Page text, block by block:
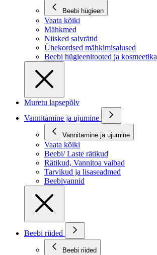
Beebi hügieen
Vaata kõiki
Mähkmed
Niisked salvrätid
Ühekordsed mähkimisalused
Beebi hügieenitooted ja kosmeetika
Muretu lapsepõlv
Vannitamine ja ujumine
Vannitamine ja ujumine
Vaata kõiki
Beebi/ Laste rätikud
Rätikud, Vannitoa vaibad
Tarvikud ja lisaseadmed
Beebivannid
Beebi riided
Beebi riided